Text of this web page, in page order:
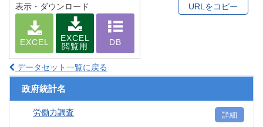
表示・ダウンロード
EXCEL
EXCEL
閲覧用
DB
URLをコピー
データセット一覧に戻る
政府統計名
労働力調査 詳細